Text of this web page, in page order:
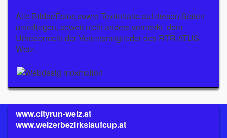
Alle Bilder/Fotos sowie Textinhalte auf diesen Seiten
unterliegen, soweit nicht anders vermerkt, dem
Urheberrecht der Vereinsmitglieder des RTR ATUS
Weiz.
www.cityrun-weiz.at
www.weizerbezirkslaufcup.at